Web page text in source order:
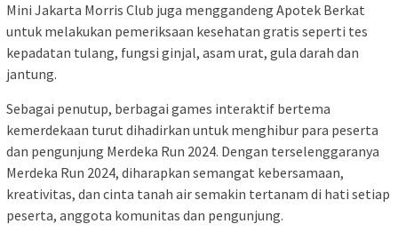
Mini Jakarta Morris Club juga menggandeng Apotek Berkat
untuk melakukan pemeriksaan kesehatan gratis seperti tes
kepadatan tulang, fungsi ginjal, asam urat, gula darah dan
jantung.
Sebagai penutup, berbagai games interaktif bertema
kemerdekaan turut dihadirkan untuk menghibur para peserta
dan pengunjung Merdeka Run 2024. Dengan terselenggaranya
Merdeka Run 2024, diharapkan semangat kebersamaan,
kreativitas, dan cinta tanah air semakin tertanam di hati setiap
peserta, anggota komunitas dan pengunjung.